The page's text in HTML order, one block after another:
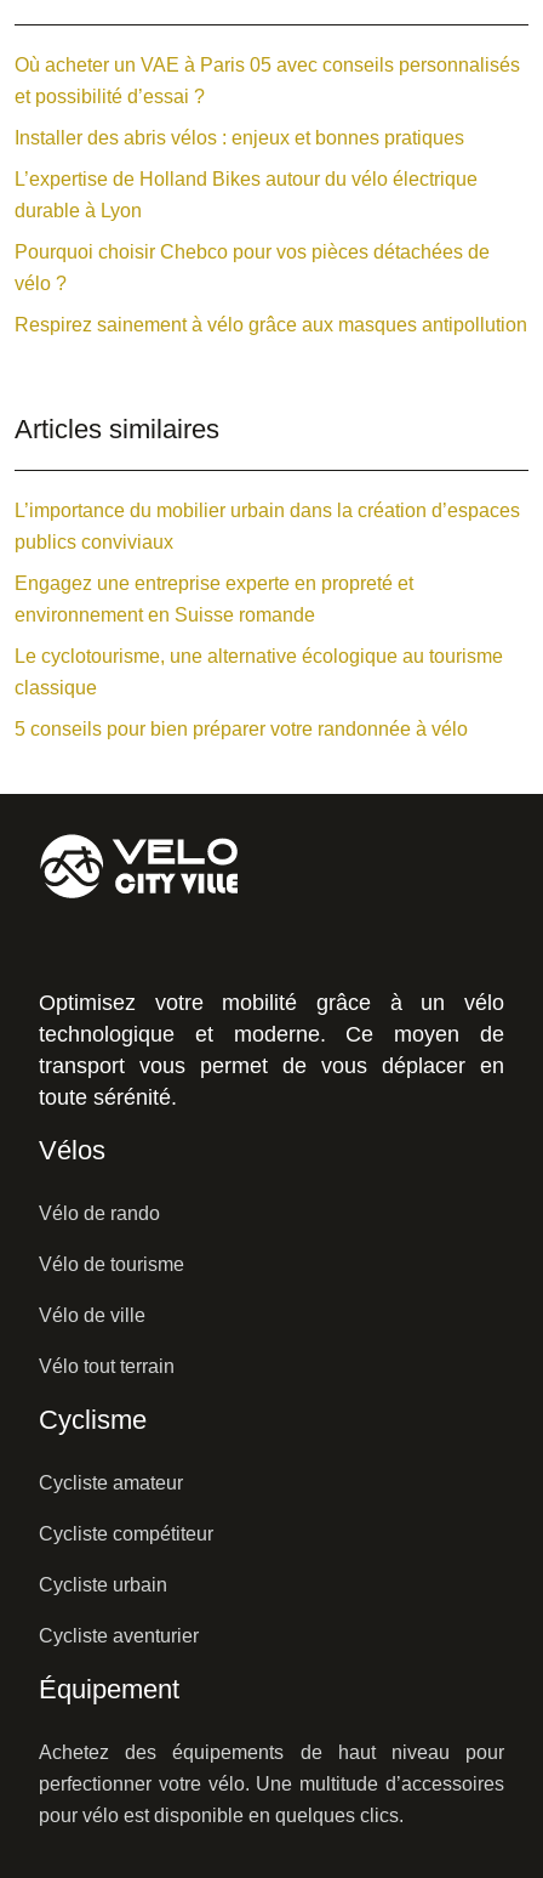
Où acheter un VAE à Paris 05 avec conseils personnalisés
et possibilité d’essai ?
Installer des abris vélos : enjeux et bonnes pratiques
L’expertise de Holland Bikes autour du vélo électrique
durable à Lyon
Pourquoi choisir Chebco pour vos pièces détachées de
vélo ?
Respirez sainement à vélo grâce aux masques antipollution
Articles similaires
L’importance du mobilier urbain dans la création d’espaces
publics conviviaux
Engagez une entreprise experte en propreté et
environnement en Suisse romande
Le cyclotourisme, une alternative écologique au tourisme
classique
5 conseils pour bien préparer votre randonnée à vélo
Optimisez votre mobilité grâce à un vélo
technologique et moderne. Ce moyen de
transport vous permet de vous déplacer en
toute sérénité.
Vélos
Vélo de rando
Vélo de tourisme
Vélo de ville
Vélo tout terrain
Cyclisme
Cycliste amateur
Cycliste compétiteur
Cycliste urbain
Cycliste aventurier
Équipement
Achetez des équipements de haut niveau pour
perfectionner votre vélo. Une multitude d’accessoires
pour vélo est disponible en quelques clics.